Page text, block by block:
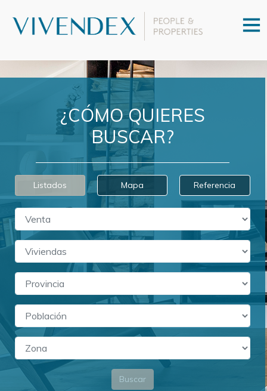
¿CÓMO QUIERES
BUSCAR?
Listados Mapa Referencia
Buscar